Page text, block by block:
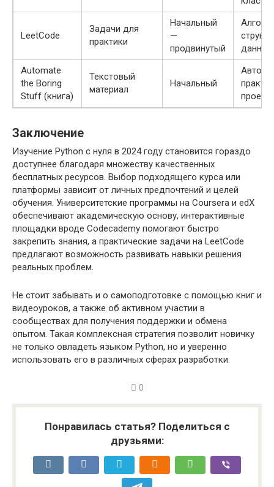
LeetCode
Задачи для
практики
Начальный
—
продвинутый
данных
Automate
the Boring
Stuff (книга)
Текстовый
материал
Начальный
Заключение
Изучение Python с нуля в 2024 году становится гораздо
доступнее благодаря множеству качественных
бесплатных ресурсов. Выбор подходящего курса или
платформы зависит от личных предпочтений и целей
обучения. Университетские программы на Coursera и edX
обеспечивают академическую основу, интерактивные
площадки вроде Codecademy помогают быстро
закрепить знания, а практические задачи на LeetCode
предлагают возможность развивать навыки решения
реальных проблем.
Не стоит забывать и о самоподготовке с помощью книг и
видеоуроков, а также об активном участии в
сообществах для получения поддержки и обмена
опытом. Такая комплексная стратегия позволит новичку
не только овладеть языком Python, но и уверенно
использовать его в различных сферах разработки.
0
Понравилась статья? Поделиться с
друзьями: